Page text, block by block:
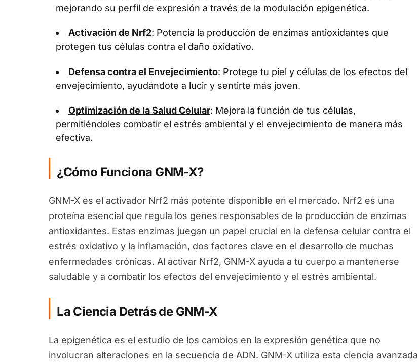
mejorando su perfil de expresión a través de la modulación epigenética.
Activación de Nrf2: Potencia la producción de enzimas antioxidantes que
protegen tus células contra el daño oxidativo.
Defensa contra el Envejecimiento: Protege tu piel y células de los efectos del
envejecimiento, ayudándote a lucir y sentirte más joven.
Optimización de la Salud Celular: Mejora la función de tus células,
permitiéndoles combatir el estrés ambiental y el envejecimiento de manera más
efectiva.
¿Cómo Funciona GNM-X?
GNM-X es el activador Nrf2 más potente disponible en el mercado. Nrf2 es una
proteína esencial que regula los genes responsables de la producción de enzimas
antioxidantes. Estas enzimas juegan un papel crucial en la defensa celular contra el
estrés oxidativo y la inflamación, dos factores clave en el desarrollo de muchas
enfermedades crónicas. Al activar Nrf2, GNM-X ayuda a tu cuerpo a mantenerse
saludable y a combatir los efectos del envejecimiento y el estrés ambiental.
La Ciencia Detrás de GNM-X
La epigenética es el estudio de los cambios en la expresión genética que no
involucran alteraciones en la secuencia de ADN. GNM-X utiliza esta ciencia avanzada